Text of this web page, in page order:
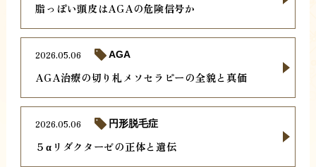
脂っぽい頭皮はAGAの危険信号か
AGA治療の切り札メソセラピーの全貌と真価
2026.05.06 AGA
５αリダクターゼの正体と遺伝
2026.05.06 円形脱毛症